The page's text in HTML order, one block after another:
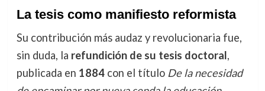
La tesis como manifiesto reformista
Su contribución más audaz y revolucionaria fue,
sin duda, la refundición de su tesis doctoral,
publicada en 1884con el título De la necesidad